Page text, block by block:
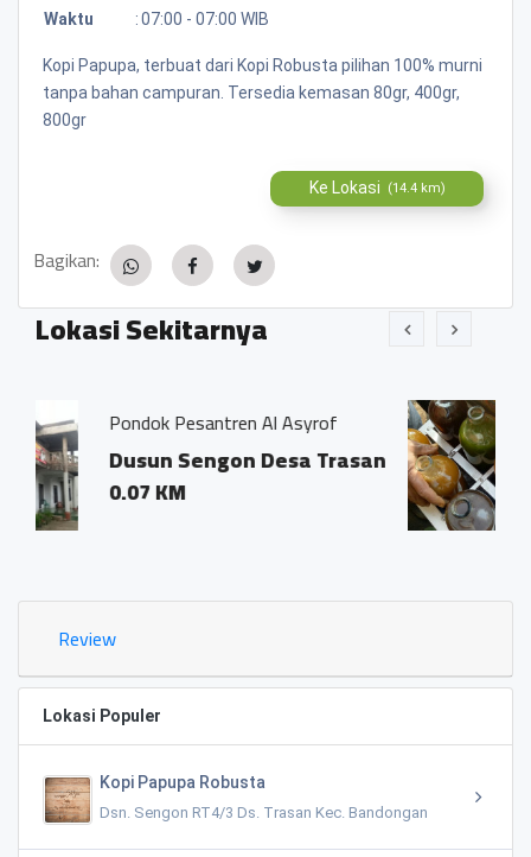
Waktu
:07:00 - 07:00 WIB
Kopi Papupa, terbuat dari Kopi Robusta pilihan 100% murni
tanpa bahan campuran. Tersedia kemasan 80gr, 400gr,
800gr
Ke Lokasi (14.4 km)
Bagikan:
Lokasi Sekitarnya
Al Asyrof
Desa Trasan
Jamu
Dsn. Sengon
Trasan Kec.
0.03 KM
Review
Lokasi Populer
Kopi Papupa Robusta
Dsn. Sengon RT4/3 Ds. Trasan Kec. Bandongan